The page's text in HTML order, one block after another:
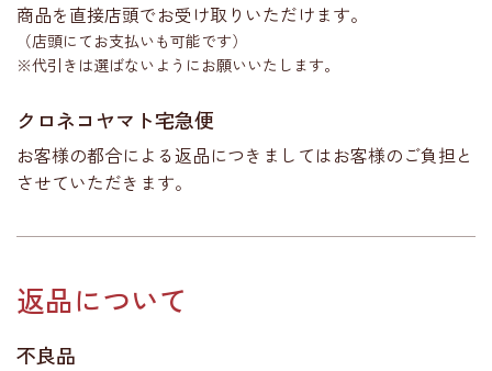
商品を直接店頭でお受け取りいただけます。
（店頭にてお支払いも可能です）
※代引きは選ばないようにお願いいたします。
クロネコヤマト宅急便
お客様の都合による返品につきましてはお客様のご負担と
させていただきます。
返品について
不良品